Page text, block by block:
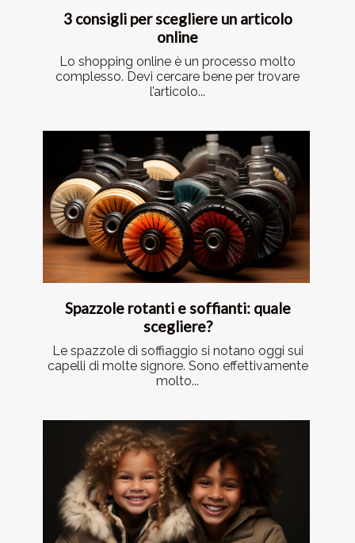
3 consigli per scegliere un articolo
online
Lo shopping online è un processo molto
complesso. Devi cercare bene per trovare
l’articolo...
Spazzole rotanti e soffianti: quale
scegliere?
Le spazzole di soffiaggio si notano oggi sui
capelli di molte signore. Sono effettivamente
molto...